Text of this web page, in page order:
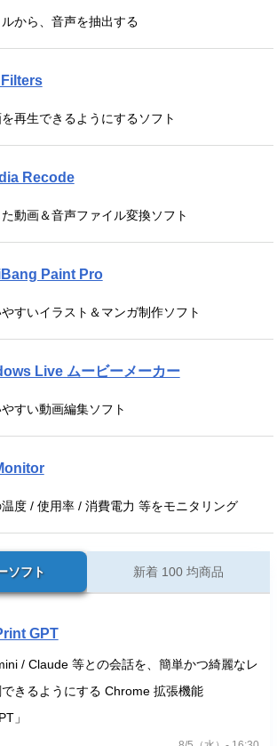
から、音声を抽出する
Filters
再生できるようにするソフト
Recode
動画＆音声ファイル変換ソフト
Paint Pro
すいイラスト＆マンガ制作ソフト
Live ムービーメーカー
すい動画編集ソフト
度 / 使用率 / 消費電力 等をモニタリング
ソフト 新着 100 均商品
GPT
/ Claude 等との会話を、簡単かつ綺麗なレ
きるようにする Chrome 拡張機能
」